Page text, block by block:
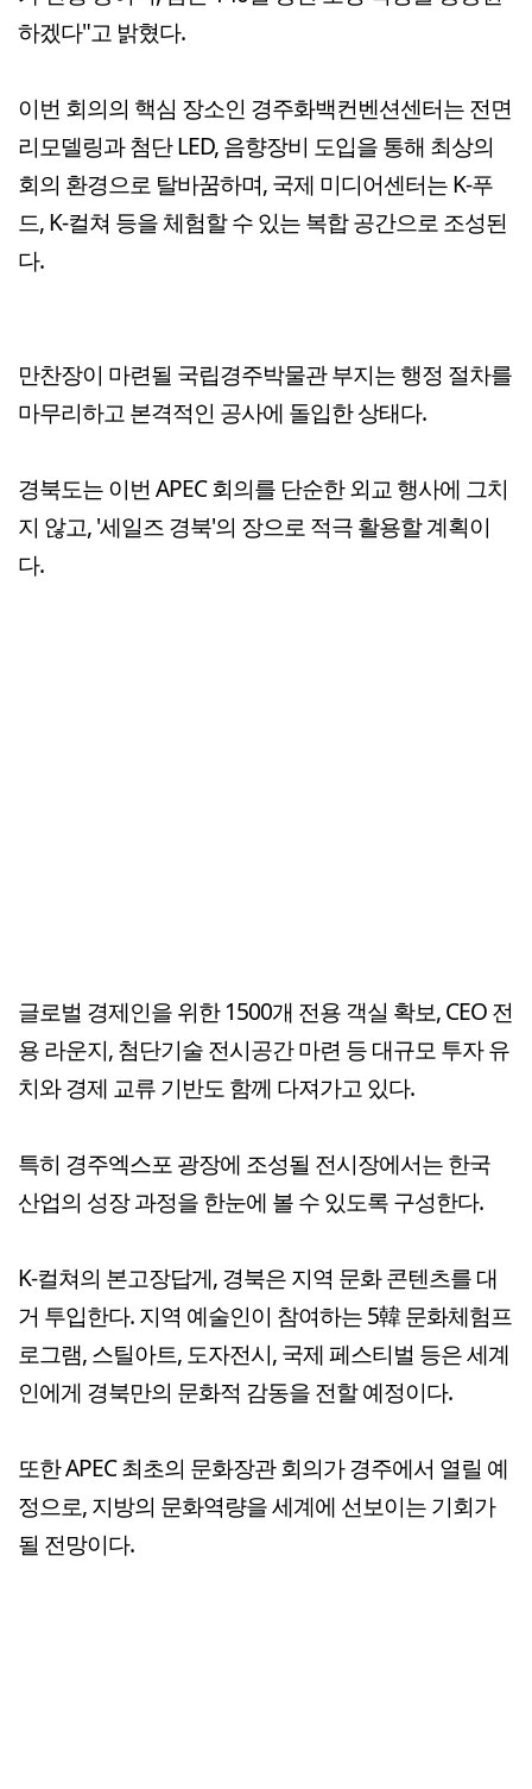
하겠다"고 밝혔다.
이번 회의의 핵심 장소인 경주화백컨벤션센터는 전면
리모델링과 첨단 LED, 음향장비 도입을 통해 최상의
회의 환경으로 탈바꿈하며, 국제 미디어센터는 K-푸
드, K-컬쳐 등을 체험할 수 있는 복합 공간으로 조성된
다.
만찬장이 마련될 국립경주박물관 부지는 행정 절차를
마무리하고 본격적인 공사에 돌입한 상태다.
경북도는 이번 APEC 회의를 단순한 외교 행사에 그치
지 않고, '세일즈 경북'의 장으로 적극 활용할 계획이
다.
글로벌 경제인을 위한 1500개 전용 객실 확보, CEO 전
용 라운지, 첨단기술 전시공간 마련 등 대규모 투자 유
치와 경제 교류 기반도 함께 다져가고 있다.
특히 경주엑스포 광장에 조성될 전시장에서는 한국
산업의 성장 과정을 한눈에 볼 수 있도록 구성한다.
K-컬쳐의 본고장답게, 경북은 지역 문화 콘텐츠를 대
거 투입한다. 지역 예술인이 참여하는 5韓 문화체험프
로그램, 스틸아트, 도자전시, 국제 페스티벌 등은 세계
인에게 경북만의 문화적 감동을 전할 예정이다.
또한 APEC 최초의 문화장관 회의가 경주에서 열릴 예
정으로, 지방의 문화역량을 세계에 선보이는 기회가
될 전망이다.